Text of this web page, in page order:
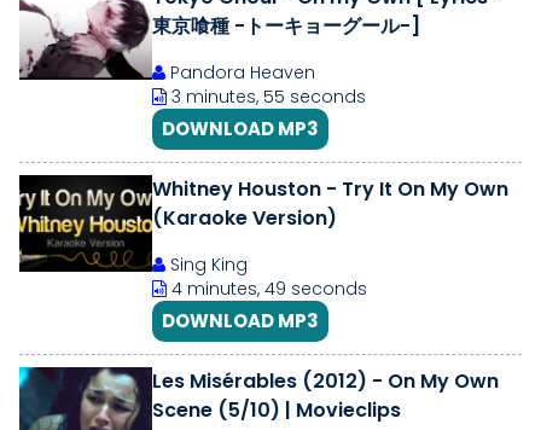
東京喰種 -トーキョーグール-]
Pandora Heaven
3 minutes, 55 seconds
DOWNLOAD MP3
Whitney Houston - Try It On My Own
(Karaoke Version)
Sing King
4 minutes, 49 seconds
DOWNLOAD MP3
Les Misérables (2012) - On My Own
Scene (5/10) | Movieclips